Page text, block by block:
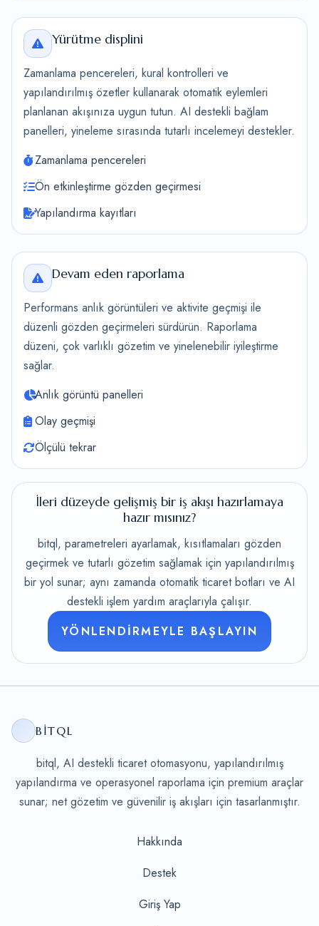
Yürütme displini
Zamanlama pencereleri, kural kontrolleri ve
yapılandırılmış özetler kullanarak otomatik eylemleri
planlanan akışınıza uygun tutun. AI destekli bağlam
panelleri, yineleme sırasında tutarlı incelemeyi destekler.
Zamanlama pencereleri
Ön etkinleştirme gözden geçirmesi
Yapılandırma kayıtları
Devam eden raporlama
Performans anlık görüntüleri ve aktivite geçmişi ile
düzenli gözden geçirmeleri sürdürün. Raporlama
düzeni, çok varlıklı gözetim ve yinelenebilir iyileştirme
sağlar.
Anlık görüntü panelleri
Olay geçmişi
Ölçülü tekrar
İleri düzeyde gelişmiş bir iş akışı hazırlamaya
hazır mısınız?
bitql, parametreleri ayarlamak, kısıtlamaları gözden
geçirmek ve tutarlı gözetim sağlamak için yapılandırılmış
bir yol sunar; aynı zamanda otomatik ticaret botları ve AI
destekli işlem yardım araçlarıyla çalışır.
YÖNLENDIRMEYLE BAŞLAYIN
BITQL
bitql, AI destekli ticaret otomasyonu, yapılandırılmış
yapılandırma ve operasyonel raporlama için premium araçlar
sunar; net gözetim ve güvenilir iş akışları için tasarlanmıştır.
Hakkında
Destek
Giriş Yap